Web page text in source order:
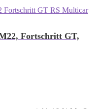
Fortschritt GT,